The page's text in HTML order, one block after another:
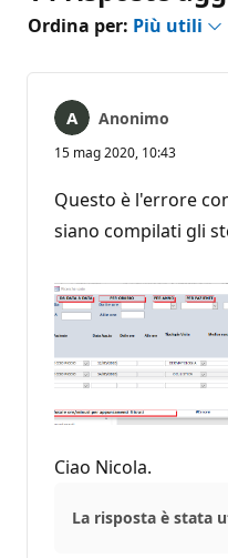
Ordina per: Più utili
Anonimo
15 mag 2020, 10:43
Questo è l'errore
siano compilati gli
Ciao Nicola.
La risposta è stata